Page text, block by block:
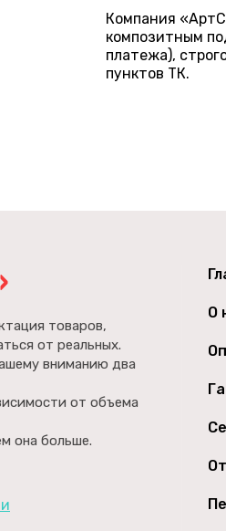
Компания
композитным
платежа),
пунктов ТК.
товаров,
от реальных.
вниманию два
от объема
она больше.
О